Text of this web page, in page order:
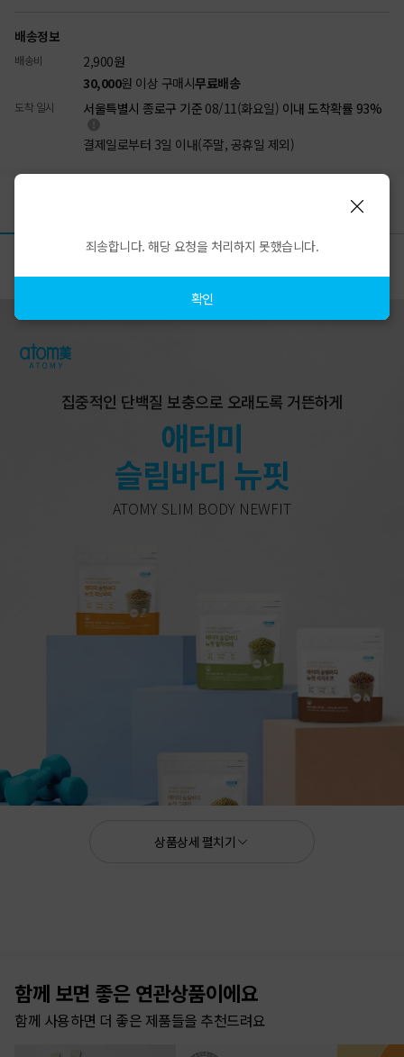
배송정보
배송비 2,900원
30,000원 이상 구매시무료배송
도착 일시 서울특별시 종로구 기준 08/11(화요일) 이내 도착확률 93%
결제일로부터 3일 이내(주말, 공휴일 제외)
반품/교환
집중적인 단백질 보충으로 오래도록 거뜬하게
애터미
슬림바디 뉴핏
ATOMY SLIM BODY NEWFIT
애터미 슬림바디 뉴핏 라인업
상품상세 펼치기
함께 보면 좋은 연관상품이에요
함께 사용하면 더 좋은 제품들을 추천드려요
죄송합니다. 해당 요청을 처리하지 못했습니다.
확인